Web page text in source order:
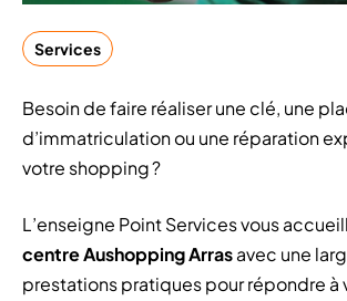
Services
Besoin de faire réaliser une clé, une
d’immatriculation ou une réparation
votre shopping ?
L’enseigne Point Services vous
centre Aushopping Arrasavec une
prestations pratiques pour répondre à